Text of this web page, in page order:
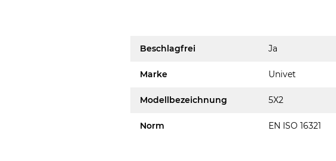
Beschlagfrei Ja
Marke Univet
Modellbezeichnung 5X2
Norm EN ISO 16321